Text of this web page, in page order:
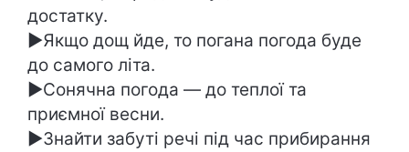
достатку.
►Якщо дощ йде, то погана погода буде
до самого літа.
►Сонячна погода — до теплої та
приємної весни.
►Знайти забуті речі під час прибирання